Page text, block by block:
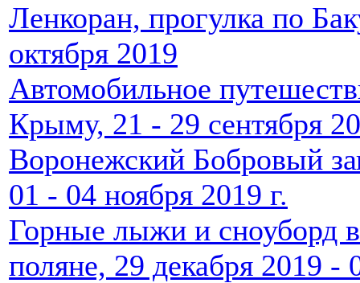
Ленкоран, прогулка по
октября 2019
Автомобильное
Крыму, 21 - 29 сентября
Воронежский Бобровый
01 - 04 ноября 2019 г.
Горные лыжи и сноуборд
поляне, 29 декабря 2019 -